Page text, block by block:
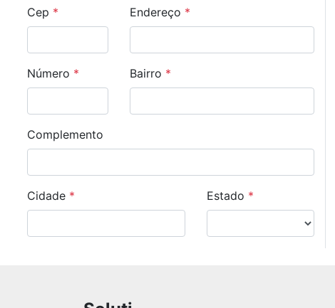
Cep * Endereço *
Número * Bairro *
Complemento
Cidade * Estado *